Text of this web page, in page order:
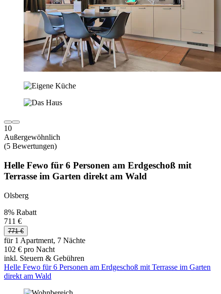
10
Außergewöhnlich
(5 Bewertungen)
Helle Fewo für 6 Personen am Erdgeschoß mit
Terrasse im Garten direkt am Wald
Olsberg
8% Rabatt
711 €
771 €
für 1 Apartment, 7 Nächte
102 € pro Nacht
inkl. Steuern & Gebühren
Helle Fewo für 6 Personen am Erdgeschoß mit Terrasse im Garten
direkt am Wald